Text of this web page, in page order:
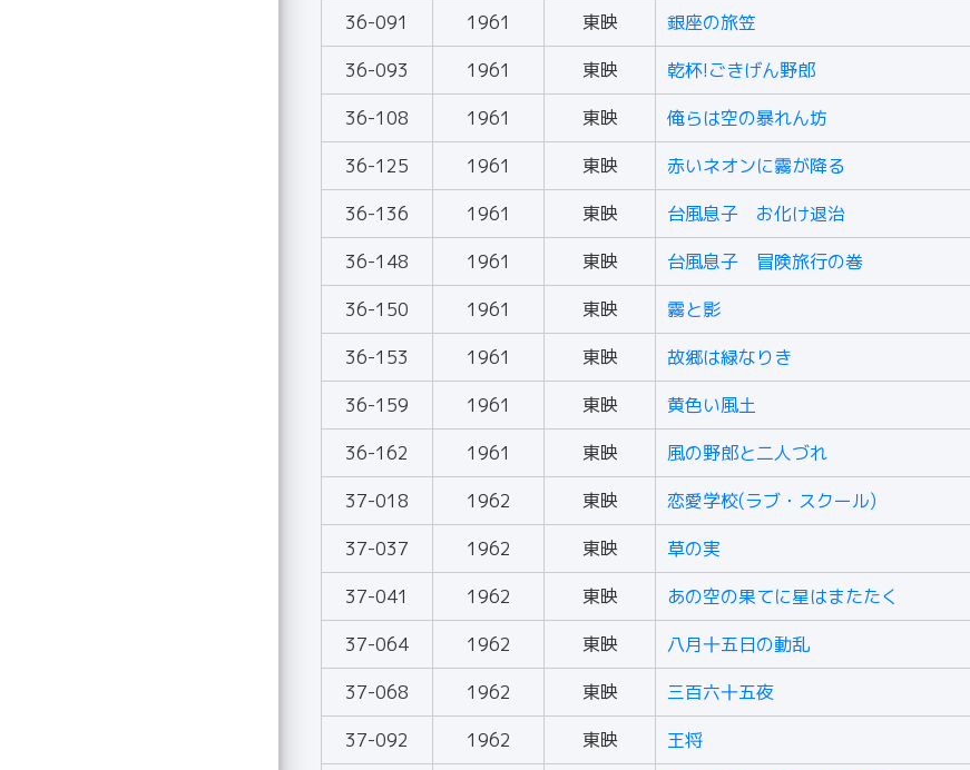
36-091
1961 東映 銀座の旅笠
36-093
1961 東映 乾杯!ごきげん野郎
36-108
1961 東映 俺らは空の暴れん坊
36-125
1961 東映 赤いネオンに霧が降る
36-136
1961 東映 台風息子 お化け退治
36-148
1961 東映 台風息子 冒険旅行の巻
36-150
1961 東映 霧と影
36-153
1961 東映 故郷は緑なりき
36-159
1961 東映 黄色い風土
36-162
1961 東映 風の野郎と二人づれ
37-018
1962 東映 恋愛学校(ラブ・スクール)
37-037
1962 東映 草の実
37-041
1962 東映 あの空の果てに星はまたたく
37-064
1962 東映 八月十五日の動乱
37-068
1962 東映 三百六十五夜
37-092
1962 東映 王将